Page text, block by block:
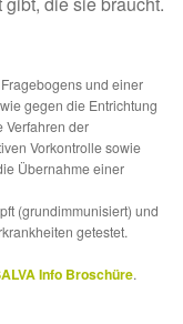
und einer
gegen die Entrichtung
Verfahren der
Vorkontrolle sowie
Übernahme einer
(grundimmunisiert) und
getestet.
Info Broschüre.